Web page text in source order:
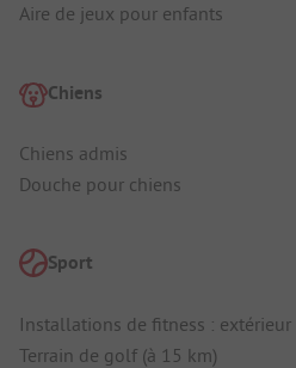
Aire de jeux pour enfants
Chiens
Chiens admis
Douche pour chiens
Sport
Installations de fitness : extérieur
Terrain de golf (à 15 km)